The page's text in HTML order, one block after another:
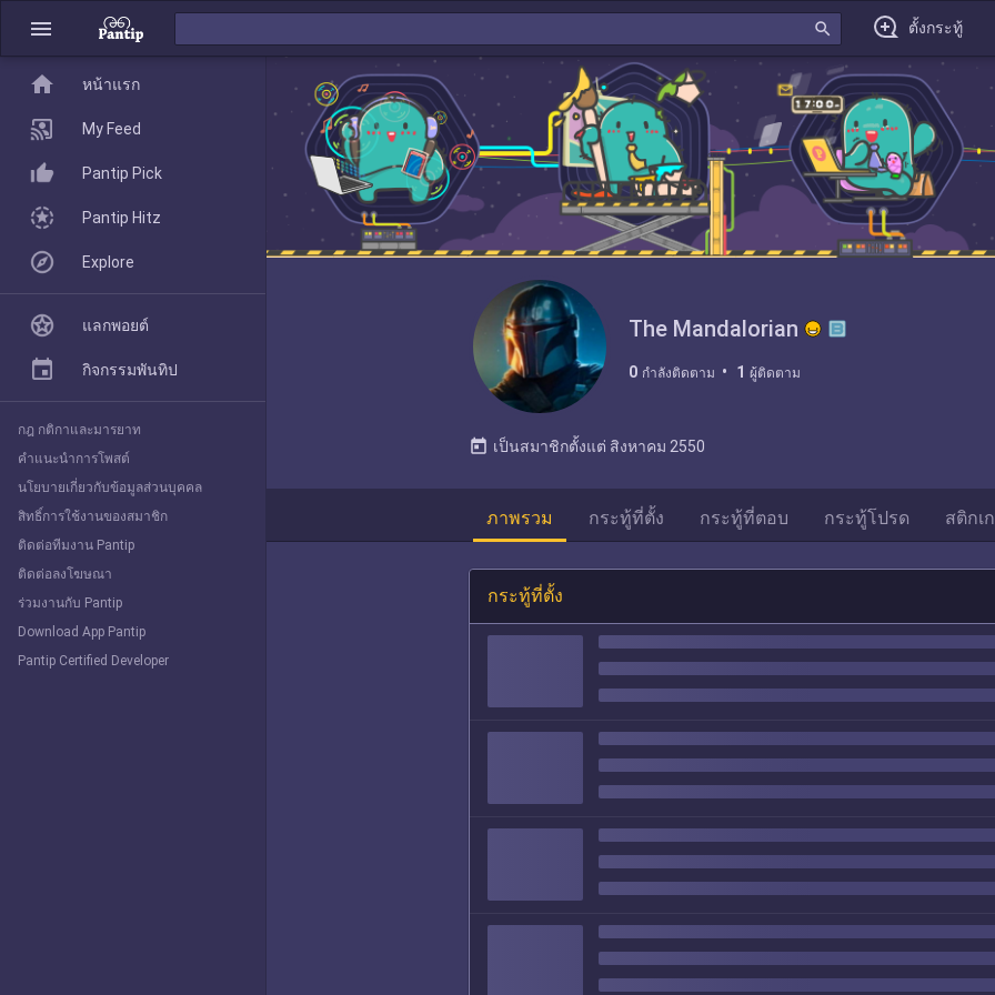
menu search ตั้งกระทู้
The Mandalorian
0 กำลังติดตาม 1 ผู้ติดตาม
today เป็นสมาชิกตั้งแต่ สิงหาคม 2550
ภาพรวม กระทู้ที่ตั้ง กระทู้ที่ตอบ กระทู้โปรด สติกเ
กระทู้ที่ตั้ง
home
Pantip Pick
Explore
home หน้าแรก
My Feed
Pantip Pick
Pantip Hitz
Explore
แลกพอยต์
กิจกรรมพันทิป
กฎ กติกาและมารยาท
คำแนะนำการโพสต์
นโยบายเกี่ยวกับข้อมูลส่วนบุคคล
สิทธิ์การใช้งานของสมาชิก
ติดต่อทีมงาน Pantip
ติดต่อลงโฆษณา
ร่วมงานกับ Pantip
Download App Pantip
Pantip Certified Developer